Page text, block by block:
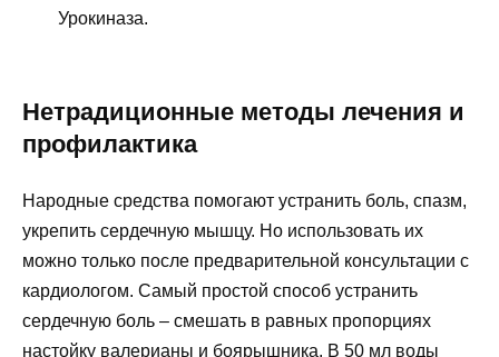
Урокиназа.
Нетрадиционные методы лечения и
профилактика
Народные средства помогают устранить боль, спазм,
укрепить сердечную мышцу. Но использовать их
можно только после предварительной консультации с
кардиологом. Самый простой способ устранить
сердечную боль – смешать в равных пропорциях
настойку валерианы и боярышника. В 50 мл воды